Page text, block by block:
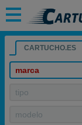
CARTUCHO.ES
marca
tipo
modelo